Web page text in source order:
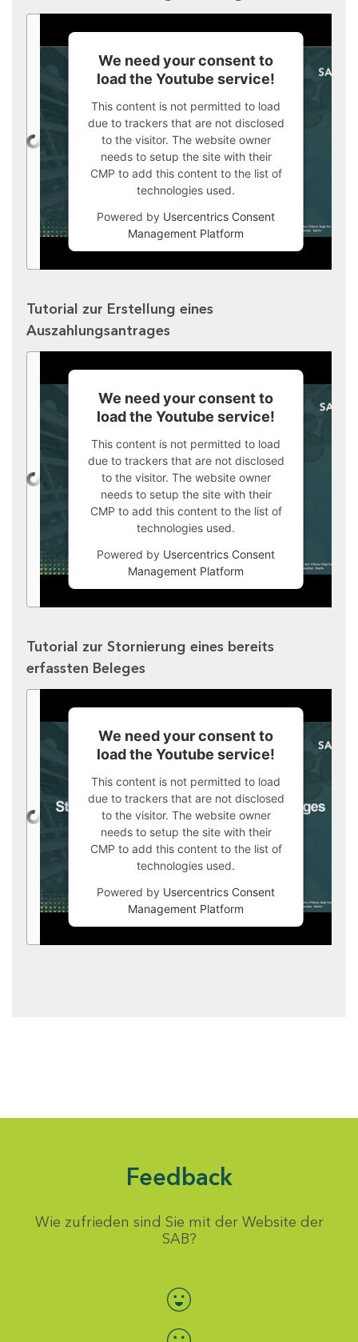
We need your consent to
load the Youtube service!
This content is not permitted to load
due to trackers that are not disclosed
to the visitor. The website owner
needs to setup the site with their
CMP to add this content to the list of
technologies used.
Powered by Usercentrics Consent
Management Platform
Tutorial zur Erstellung eines
Auszahlungsantrages
We need your consent to
load the Youtube service!
This content is not permitted to load
due to trackers that are not disclosed
to the visitor. The website owner
needs to setup the site with their
CMP to add this content to the list of
technologies used.
Powered by Usercentrics Consent
Management Platform
Tutorial zur Stornierung eines bereits
erfassten Beleges
We need your consent to
load the Youtube service!
This content is not permitted to load
due to trackers that are not disclosed
to the visitor. The website owner
needs to setup the site with their
CMP to add this content to the list of
technologies used.
Powered by Usercentrics Consent
Management Platform
Feedback
Wie zufrieden sind Sie mit der Website der
SAB?
Bewertung auswählen